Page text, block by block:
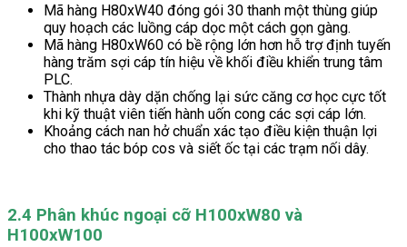
Mã hàng H80xW40 đóng gói 30 thanh một thùng giúp
quy hoạch các luồng cáp dọc một cách gọn gàng.
Mã hàng H80xW60 có bề rộng lớn hơn hỗ trợ định tuyến
hàng trăm sợi cáp tín hiệu về khối điều khiển trung tâm
PLC.
Thành nhựa dày dặn chống lại sức căng cơ học cực tốt
khi kỹ thuật viên tiến hành uốn cong các sợi cáp lớn.
Khoảng cách nan hở chuẩn xác tạo điều kiện thuận lợi
cho thao tác bóp cos và siết ốc tại các trạm nối dây.
2.4 Phân khúc ngoại cỡ H100xW80 và
H100xW100